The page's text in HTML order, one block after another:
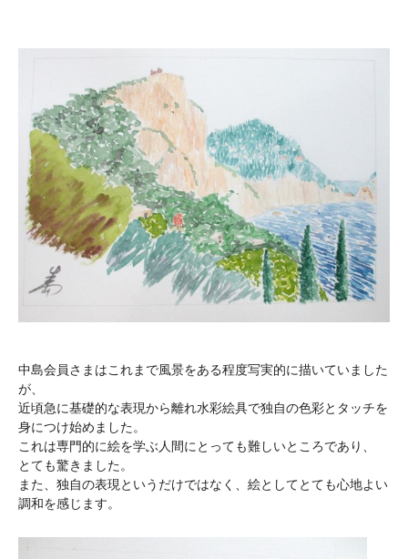
中島会員さまはこれまで風景をある程度写実的に描いていました
が、
近頃急に基礎的な表現から離れ水彩絵具で独自の色彩とタッチを
身につけ始めました。
これは専門的に絵を学ぶ人間にとっても難しいところであり、
とても驚きました。
また、独自の表現というだけではなく、絵としてとても心地よい
調和を感じます。